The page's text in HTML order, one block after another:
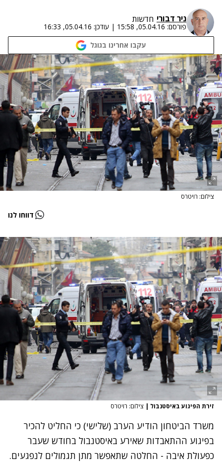
ניר דבורי חדשות
פורסם: 05.04.16, 15:58
| עודכן: 05.04.16, 16:33
עקבו אחרינו בגוגל
צילום: רויטרס
דווחו לנו
זירת הפיגוע באיסטנבול | צילום: רויטרס
משרד הביטחון הודיע הערב (שלישי) כי החליט להכיר
בפיגוע ההתאבדות שאירע באיסטנבול בחודש שעבר
כפעולת איבה - החלטה שתאפשר מתן תגמולים לנפגעים.